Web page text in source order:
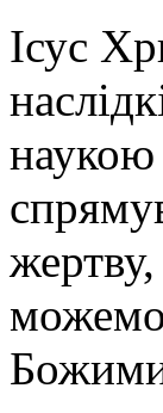
Ісус
наукою
можемо